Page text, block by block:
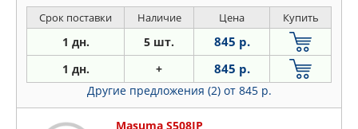
Срок поставки Наличие Цена Купить
1 дн. 5 шт. 845 р.
1 дн. + 845 р.
Другие предложения (2) от 845 р.
Masuma S508IP